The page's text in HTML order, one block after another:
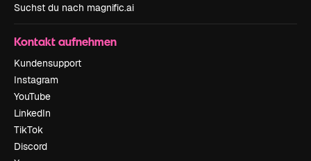
Suchst du nach magnific.ai
Kontakt aufnehmen
Kundensupport
Instagram
YouTube
LinkedIn
TikTok
Discord